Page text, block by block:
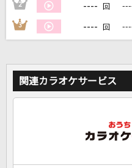
2 ---- 回
3 ---- 回
関連カラオケサービス